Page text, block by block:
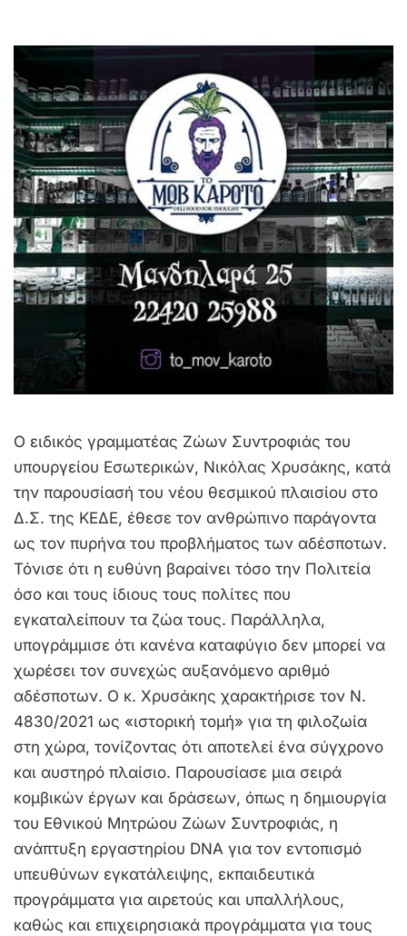
Ο ειδικός γραμματέας Ζώων Συντροφιάς του
υπουργείου Εσωτερικών, Νικόλας Χρυσάκης, κατά
την παρουσίασή του νέου θεσμικού πλαισίου στο
Δ.Σ. της ΚΕΔΕ, έθεσε τον ανθρώπινο παράγοντα
ως τον πυρήνα του προβλήματος των αδέσποτων.
Τόνισε ότι η ευθύνη βαραίνει τόσο την Πολιτεία
όσο και τους ίδιους τους πολίτες που
εγκαταλείπουν τα ζώα τους. Παράλληλα,
υπογράμμισε ότι κανένα καταφύγιο δεν μπορεί να
χωρέσει τον συνεχώς αυξανόμενο αριθμό
αδέσποτων. Ο κ. Χρυσάκης χαρακτήρισε τον Ν.
4830/2021 ως «ιστορική τομή» για τη φιλοζωία
στη χώρα, τονίζοντας ότι αποτελεί ένα σύγχρονο
και αυστηρό πλαίσιο. Παρουσίασε μια σειρά
κομβικών έργων και δράσεων, όπως η δημιουργία
του Εθνικού Μητρώου Ζώων Συντροφιάς, η
ανάπτυξη εργαστηρίου DNA για τον εντοπισμό
υπευθύνων εγκατάλειψης, εκπαιδευτικά
προγράμματα για αιρετούς και υπαλλήλους,
καθώς και επιχειρησιακά προγράμματα για τους